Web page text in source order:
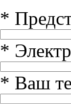
*
*
* Ваш